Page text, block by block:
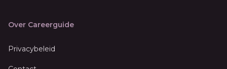
Over Careerguide
Privacybeleid